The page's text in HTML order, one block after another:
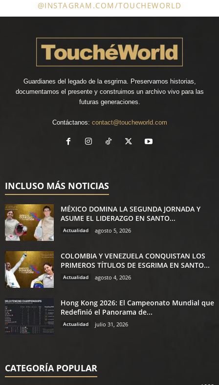
@INSTAGRAM.COM/TOUCHEWORLD
Guardianes del legado de la esgrima. Preservamos historias,
documentamos el presente y construimos un archivo vivo para las
futuras generaciones.
Contáctanos: contact@toucheworld.com
INCLUSO MÁS NOTICIAS
MÉXICO DOMINA LA SEGUNDA JORNADA Y
ASUME EL LIDERAZGO EN SANTO...
Actualidad agosto 5, 2026
COLOMBIA Y VENEZUELA CONQUISTAN LOS
PRIMEROS TÍTULOS DE ESGRIMA EN SANTO...
Actualidad agosto 4, 2026
Hong Kong 2026: El Campeonato Mundial que
Redefinió el Panorama de...
Actualidad julio 31, 2026
CATEGORÍA POPULAR